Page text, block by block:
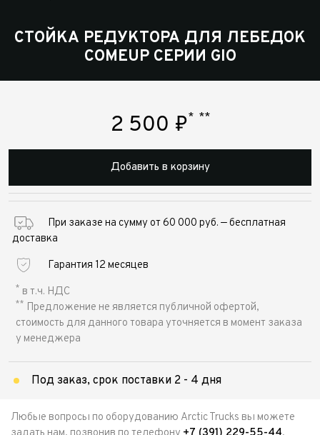
СТОЙКА РЕДУКТОРА ДЛЯ ЛЕБЕДОК
COMEUP СЕРИИ GIO
2 500 ₽* **
Добавить в корзину
При заказе на сумму от 60 000 руб. — бесплатная
доставка
Гарантия 12 месяцев
* в т.ч. НДС
** Предложение не является публичной офертой,
стоимость для данного товара уточняется в момент заказа
у менеджера
Под заказ, срок поставки 2 - 4 дня
Любые вопросы по оборудованию Arctic Trucks вы можете